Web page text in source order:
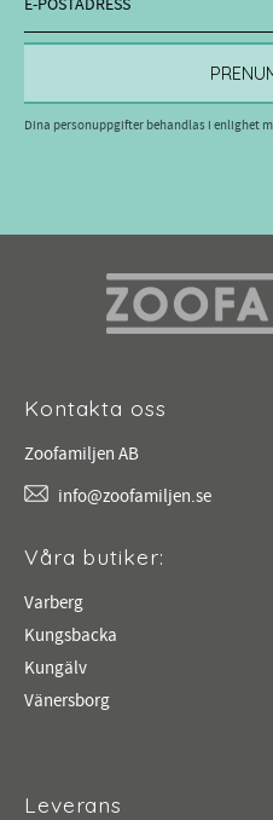
Dina personuppgifter behandlas i enlighet
Kontakta oss
Zoofamiljen AB
info@zoofamiljen.se
Våra butiker:
Varberg
Kungsbacka
Kungälv
Vänersborg
Leverans